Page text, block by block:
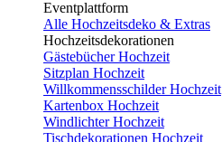
Eventplattform
Alle Hochzeitsdeko & Extras
Hochzeitsdekorationen
Gästebücher Hochzeit
Sitzplan Hochzeit
Willkommensschilder Hochzeit
Kartenbox Hochzeit
Windlichter Hochzeit
Tischdekorationen Hochzeit